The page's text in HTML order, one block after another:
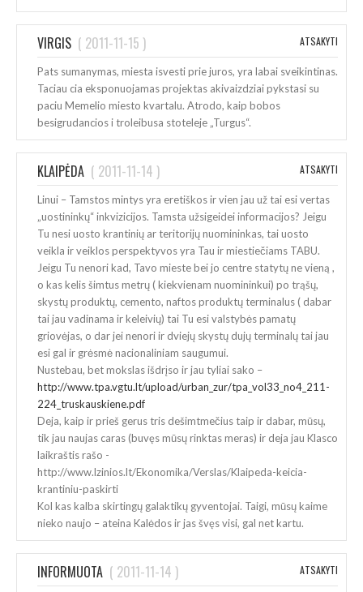
VIRGIS ( 2011-11-15 ) ATSAKYTI
Pats sumanymas, miesta isvesti prie juros, yra labai sveikintinas.
Taciau cia eksponuojamas projektas akivaizdziai pykstasi su
paciu Memelio miesto kvartalu. Atrodo, kaip bobos
besigrudancios i troleibusa stoteleje „Turgus“.
KLAIPĖDA ( 2011-11-14 ) ATSAKYTI
Linui – Tamstos mintys yra eretiškos ir vien jau už tai esi vertas
„uostininkų“ inkvizicijos. Tamsta užsigeidei informacijos? Jeigu
Tu nesi uosto krantinių ar teritorijų nuomininkas, tai uosto
veikla ir veiklos perspektyvos yra Tau ir miestiečiams TABU.
Jeigu Tu nenori kad, Tavo mieste bei jo centre statytų ne vieną ,
o kas kelis šimtus metrų ( kiekvienam nuomininkui) po trąšų,
skystų produktų, cemento, naftos produktų terminalus ( dabar
tai jau vadinama ir keleivių) tai Tu esi valstybės pamatų
griovėjas, o dar jei nenori ir dviejų skystų dujų terminalų tai jau
esi gal ir grėsmė nacionaliniam saugumui.
Nustebau, bet mokslas išdrįso ir jau tyliai sako –
http://www.tpa.vgtu.lt/upload/urban_zur/tpa_vol33_no4_211-
224_truskauskiene.pdf
Deja, kaip ir prieš gerus tris dešimtmečius taip ir dabar, mūsų,
tik jau naujas caras (buvęs mūsų rinktas meras) ir deja jau Klasco
laikraštis rašo -
http://www.lzinios.lt/Ekonomika/Verslas/Klaipeda-keicia-
krantiniu-paskirti
Kol kas kalba skirtingų galaktikų gyventojai. Taigi, mūsų kaime
nieko naujo – ateina Kalėdos ir jas švęs visi, gal net kartu.
INFORMUOTA ( 2011-11-14 ) ATSAKYTI